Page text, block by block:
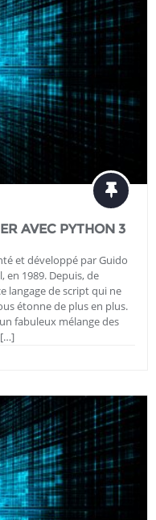
AVEC PYTHON 3
et développé par Guido
en 1989. Depuis, de
langage de script qui ne
étonne de plus en plus.
fabuleux mélange des
[…]